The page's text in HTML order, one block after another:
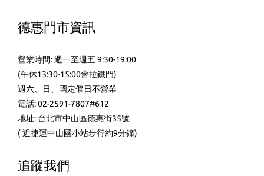
德惠門市資訊
營業時間: 週一至週五 9:30-19:00
(午休13:30-15:00會拉鐵門)
週六、日、國定假日不營業
電話: 02-2591-7807#612
地址: 台北市中山區德惠街35號
( 近捷運中山國小站步行約9分鐘)
追蹤我們